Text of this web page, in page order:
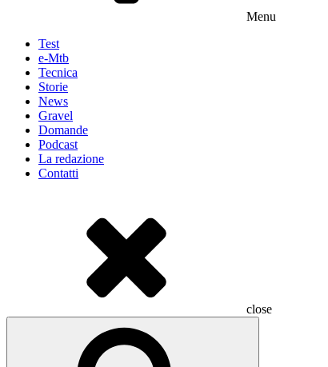
Menu
Test
e-Mtb
Tecnica
Storie
News
Gravel
Domande
Podcast
La redazione
Contatti
close